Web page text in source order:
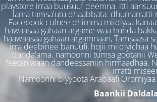
playstore irraa buusuuf deemna. itti
lama tamsa'utu dhaabbata. dhumarratti
Facebook cufnee dhimma miidiyaa
hawaasaa gahaan argame waa hunda
haawaasaa gahaan argamnaan,
irra deebinee banuufi, hojii miidiyichaa
danda'ama. namoonni tumsa gootanii
feetan waan dandeessaniin hirmaadhaa.
irratti
Namoonni biyyoota Arabaafi
Baankii